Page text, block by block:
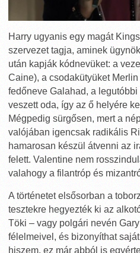
Harry ugyanis egy magát
szervezet tagja, aminek
után kapják kódnevüket: a
Caine), a csodakütyüket
fedőneve Galahad, a
veszett oda, így az ő helyére
Mégpedig sürgősen, mert a
valójában igencsak radikális
hamarosan készül átvenni az
felett. Valentine nem
valahogy a filantróp és
A történetet elsősorban a
tesztekre hegyezték ki az
Töki – vagy polgári nevén
félelmeivel, és bizonyíthat
hiszem, ez már abból is